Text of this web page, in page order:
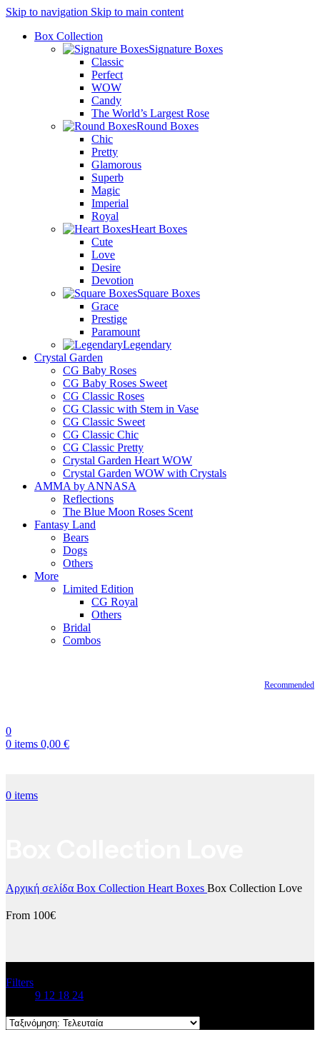
Skip to navigation Skip to main content
Box Collection
Signature Boxes
Classic
Perfect
WOW
Candy
The World’s Largest Rose
Round Boxes
Chic
Pretty
Glamorous
Superb
Magic
Imperial
Royal
Heart Boxes
Cute
Love
Desire
Devotion
Square Boxes
Grace
Prestige
Paramount
Legendary
Crystal Garden
CG Baby Roses
CG Baby Roses Sweet
CG Classic Roses
CG Classic with Stem in Vase
CG Classic Sweet
CG Classic Chic
CG Classic Pretty
Crystal Garden Heart WOW
Crystal Garden WOW with Crystals
AMMA by ANNASA
Reflections
The Blue Moon Roses Scent
Fantasy Land
Bears
Dogs
Others
More
Limited Edition
CG Royal
Others
Bridal
Combos
Recommended
0
0 items 0,00 €
0 items
Αρχική σελίδα Box Collection Heart Boxes Box Collection Love
From 100€
Filters
9 12 18 24